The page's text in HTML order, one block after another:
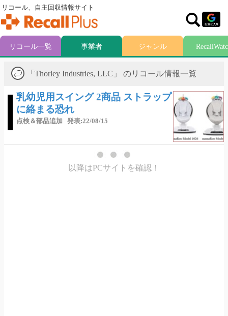
「Thorley Industries, LLC」 のリコール情報一覧
乳幼児用スイング 2商品 ストラップ
に絡まる恐れ
点検＆部品追加 発表:22/08/15
以降はPCサイトを確認！
リコール、自主回収情報サイト
リコール一覧 事業者 ジャンル